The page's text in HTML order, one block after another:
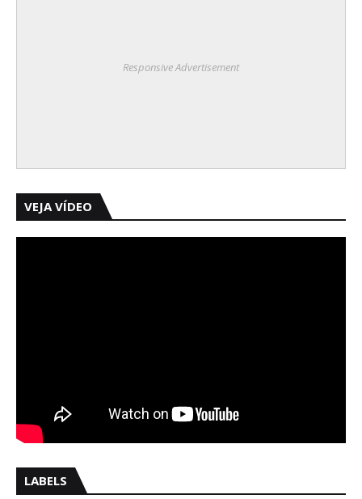
Responsive Advertisement
VEJA VÍDEO
LABELS